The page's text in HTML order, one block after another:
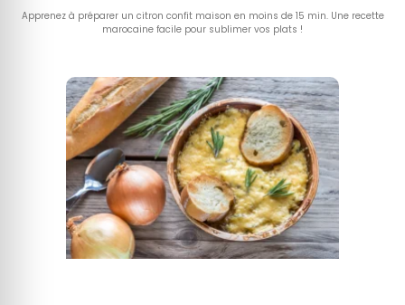
Apprenez à préparer un citron confit maison en moins de 15 min. Une recette
marocaine facile pour sublimer vos plats !